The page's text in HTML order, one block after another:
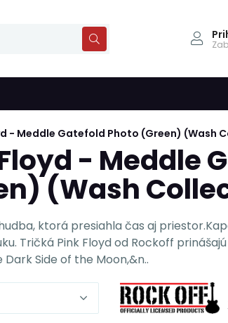
- Meddle Gatefold Photo (Green) (Wash
- Meddle
(Wash
ktorá presiahla čas aj
Tričká Pink Floyd od Rockoff
Side of the Moon,&n..